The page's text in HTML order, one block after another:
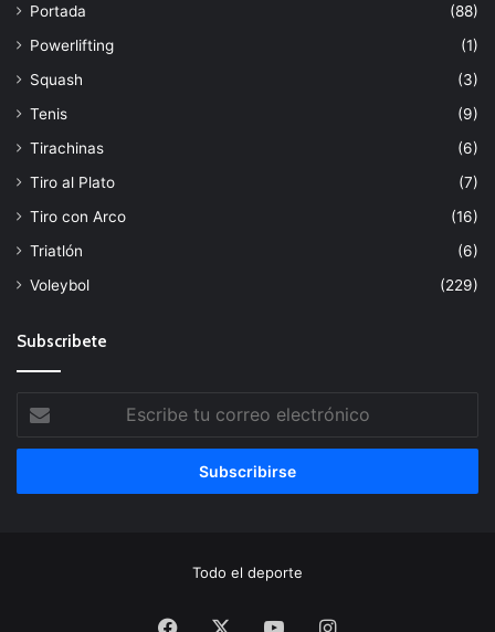
Portada
(88)
Powerlifting
(1)
Squash
(3)
Tenis
(9)
Tirachinas
(6)
Tiro al Plato
(7)
Tiro con Arco
(16)
Triatlón
(6)
Voleybol
(229)
Subscribete
tu
correo
Todo el deporte
Facebook YouTubeInstagram